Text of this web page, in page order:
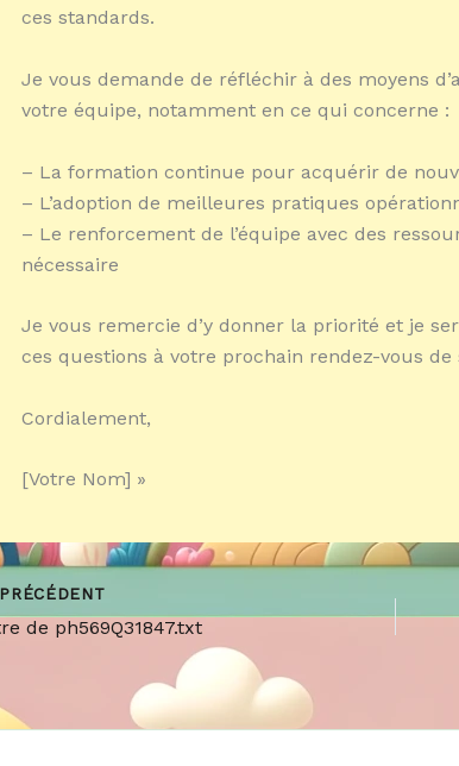
ces standards.
Je vous demande de réfléchir à des moyens
votre équipe, notamment en ce qui concerne :
– La formation continue pour acquérir de
– L’adoption de meilleures pratiques
– Le renforcement de l’équipe avec des
nécessaire
Je vous remercie d’y donner la priorité et je
ces questions à votre prochain rendez-vous de
Cordialement,
[Votre Nom] »
de ph569Q31847.txt